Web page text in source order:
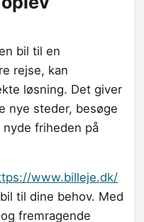
bil til en
rejse, kan
løsning. Det giver
nye steder, besøge
friheden på
www.billeje.dk/
til dine behov. Med
fremragende